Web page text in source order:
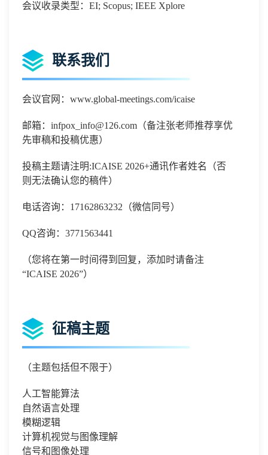
会议收录类型：EI; Scopus; IEEE Xplore
联系我们
会议官网： www.global-meetings.com/icaise
邮箱： infpox_info@126.com（备注张老师推荐享优
先审稿和投稿优惠）
投稿主题请注明:ICAISE 2026+通讯作者姓名（否
则无法确认您的稿件）
电话咨询： 17162863232 （微信同号）
QQ咨询：3771563441
（您将在第一时间得到回复，添加时请备注
“ICAISE 2026”）
征稿主题
（主题包括但不限于）
人工智能算法
自然语言处理
模糊逻辑
计算机视觉与图像理解
信号和图像处理